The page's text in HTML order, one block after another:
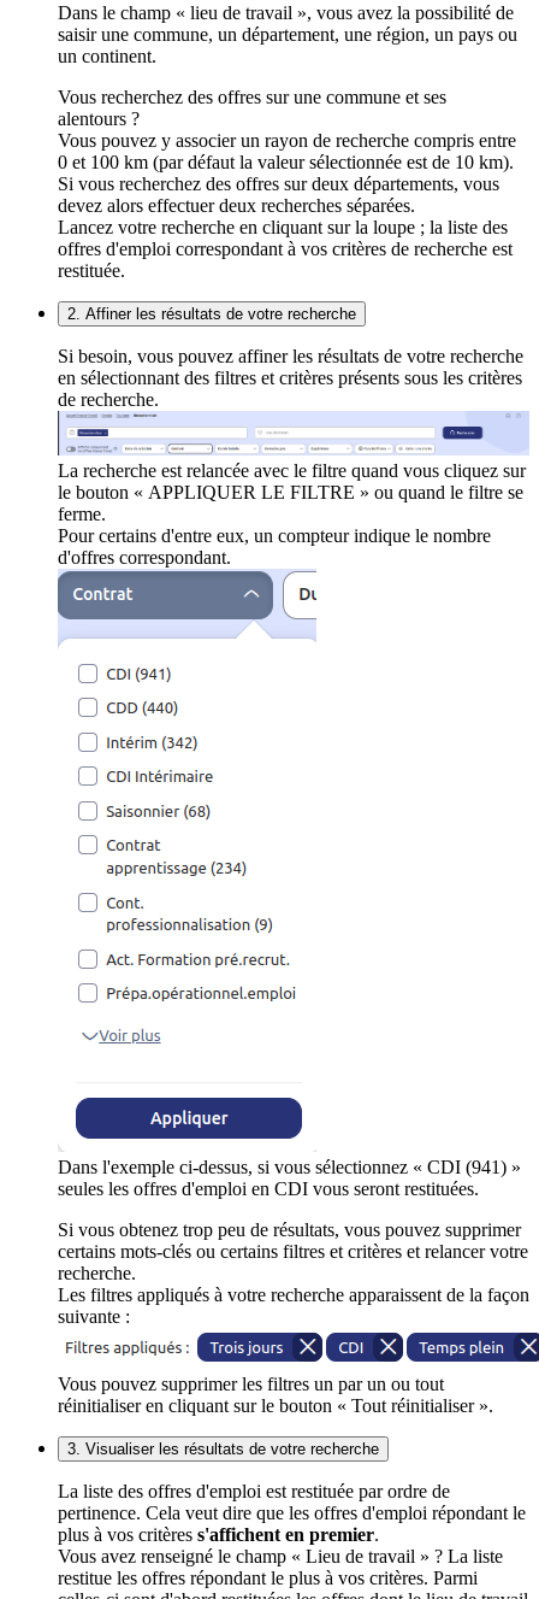
Dans le champ « lieu de travail », vous avez la possibilité de
saisir une commune, un département, une région, un pays ou
un continent.
Vous recherchez des offres sur une commune et ses
alentours ?
Vous pouvez y associer un rayon de recherche compris entre
0 et 100 km (par défaut la valeur sélectionnée est de 10 km).
Si vous recherchez des offres sur deux départements, vous
devez alors effectuer deux recherches séparées.
Lancez votre recherche en cliquant sur la loupe ; la liste des
offres d'emploi correspondant à vos critères de recherche est
restituée.
2. Affiner les résultats de votre recherche
Si besoin, vous pouvez affiner les résultats de votre recherche
en sélectionnant des filtres et critères présents sous les critères
de recherche.
La recherche est relancée avec le filtre quand vous cliquez sur
le bouton « APPLIQUER LE FILTRE » ou quand le filtre se
ferme.
Pour certains d'entre eux, un compteur indique le nombre
d'offres correspondant.
Dans l'exemple ci-dessus, si vous sélectionnez « CDI (941) »
seules les offres d'emploi en CDI vous seront restituées.
Si vous obtenez trop peu de résultats, vous pouvez supprimer
certains mots-clés ou certains filtres et critères et relancer votre
recherche.
Les filtres appliqués à votre recherche apparaissent de la façon
suivante :
Vous pouvez supprimer les filtres un par un ou tout
réinitialiser en cliquant sur le bouton « Tout réinitialiser ».
3. Visualiser les résultats de votre recherche
La liste des offres d'emploi est restituée par ordre de
pertinence. Cela veut dire que les offres d'emploi répondant le
plus à vos critères s'affichent en premier.
Vous avez renseigné le champ « Lieu de travail » ? La liste
restitue les offres répondant le plus à vos critères. Parmi